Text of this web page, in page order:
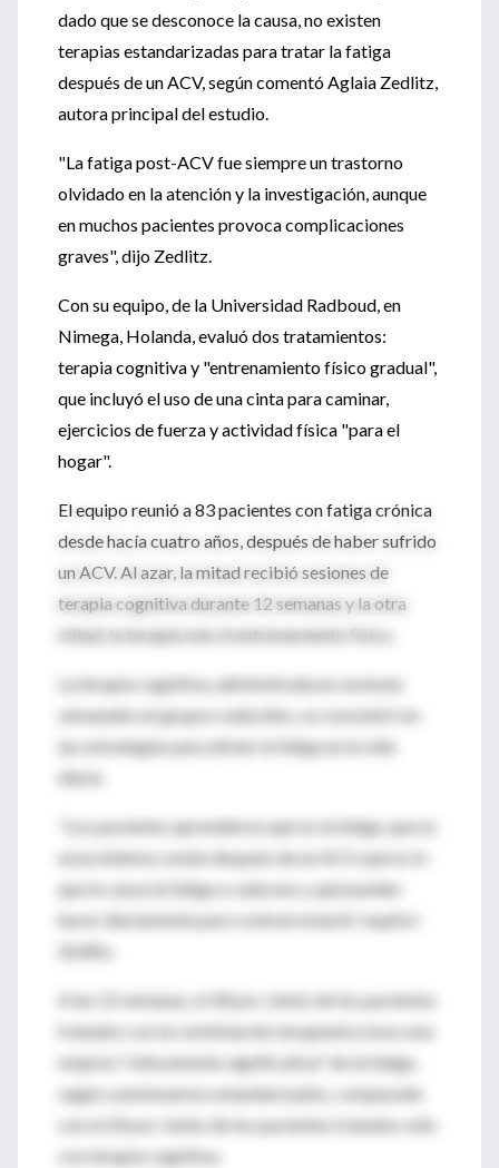
dado que se desconoce la causa, no existen
terapias estandarizadas para tratar la fatiga
después de un ACV, según comentó Aglaia Zedlitz,
autora principal del estudio.
"La fatiga post-ACV fue siempre un trastorno
olvidado en la atención y la investigación, aunque
en muchos pacientes provoca complicaciones
graves", dijo Zedlitz.
Con su equipo, de la Universidad Radboud, en
Nimega, Holanda, evaluó dos tratamientos:
terapia cognitiva y "entrenamiento físico gradual",
que incluyó el uso de una cinta para caminar,
ejercicios de fuerza y actividad física "para el
hogar".
El equipo reunió a 83 pacientes con fatiga crónica
desde hacía cuatro años, después de haber sufrido
un ACV. Al azar, la mitad recibió sesiones de
terapia cognitiva durante 12 semanas y la otra
mitad, la terapia más el entrenamiento físico.
La terapia cognitiva, administrada en sesiones
semanales en grupos reducidos, se concentró en
las estrategias para aliviar la fatiga en la vida
diaria.
"Los pacientes aprendieron qué es la fatiga, que es
un problema común después de un ACV, qué es lo
que le causa la fatiga a cada uno y qué pueden
hacer diariamente para contrarrestarla", explicó
Zedlitz.
A las 12 semanas, el 58 por ciento de los pacientes
tratados con la combinación terapéutica tuvo una
mejoría "clínicamente significativa" de la fatiga,
según cuestionarios estandarizados, comparado
con el 24 por ciento de los pacientes tratados sólo
con terapia cognitiva.